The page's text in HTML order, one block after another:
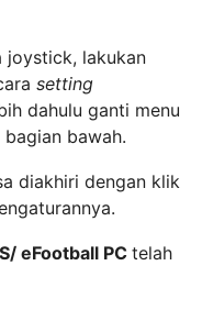
joystick, lakukan
setting
dahulu ganti menu
bawah.
diakhiri dengan klik
eFootball PC telah